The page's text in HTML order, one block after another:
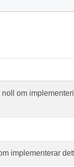
om
implementerar